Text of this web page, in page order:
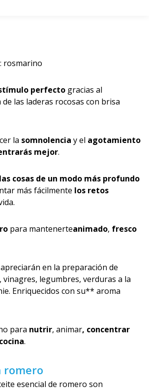
rosmarino
perfecto gracias al
las laderas rocosas con brisa
la somnolencia y el agotamiento
mejor.
las cosas de un modo más profundo
más fácilmente los retos
para mantenerteani­mado, fresco
en la preparación de
vinagres, legumbres, verduras a la
Enriquecidos con su** aroma
para nutrir, animar, concentrar
.
romero
esencial de romero son